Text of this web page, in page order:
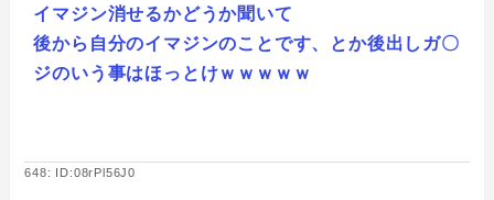
イマジン消せるかどうか聞いて
後から自分のイマジンのことです、とか後出しガ〇
ジのいう事はほっとけｗｗｗｗｗ
648: ID:08rPl56J0